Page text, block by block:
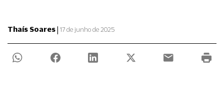
Thaís Soares| 17 de junho de 2025